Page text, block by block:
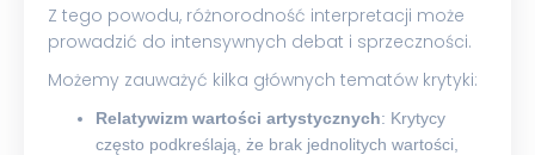
Z tego powodu, różnorodność interpretacji może
prowadzić do intensywnych debat i sprzeczności.
Możemy zauważyć kilka głównych tematów krytyki:
Relatywizm wartości artystycznych: Krytycy
często podkreślają, że brak jednolitych wartości,